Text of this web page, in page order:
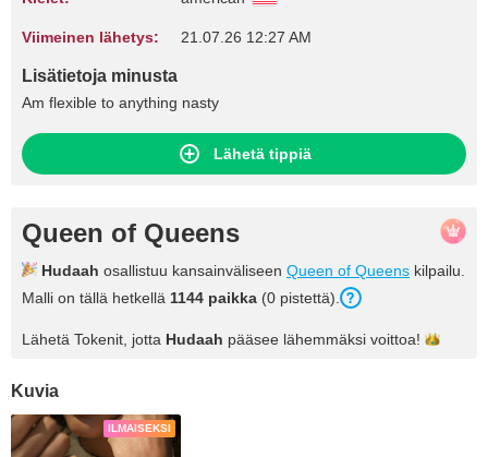
Viimeinen lähetys: 21.07.26 12:27 AM
Lisätietoja minusta
Am flexible to anything nasty
Lähetä tippiä
Queen of Queens
Hudaah osallistuu kansainväliseen Queen of Queens kilpailu.
Malli on tällä hetkellä 1144 paikka (0 pistettä).
Lähetä Tokenit, jotta Hudaah pääsee lähemmäksi voittoa!
Kuvia
ILMAISEKSI